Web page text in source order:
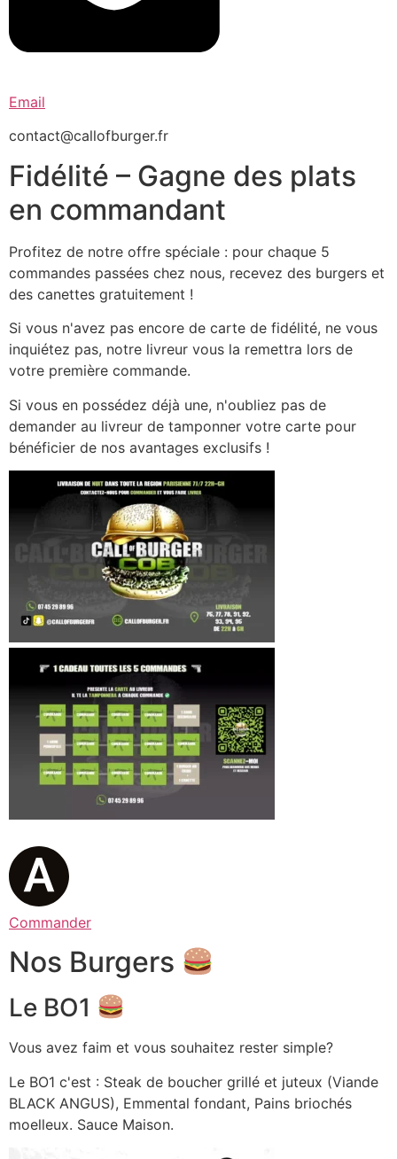
Email
contact@callofburger.fr
Fidélité – Gagne des plats
en commandant
Profitez de notre offre spéciale : pour chaque 5
commandes passées chez nous, recevez des burgers et
des canettes gratuitement !
Si vous n'avez pas encore de carte de fidélité, ne vous
inquiétez pas, notre livreur vous la remettra lors de
votre première commande.
Si vous en possédez déjà une, n'oubliez pas de
demander au livreur de tamponner votre carte pour
bénéficier de nos avantages exclusifs !
Commander
Nos Burgers
Le BO1
Vous avez faim et vous souhaitez rester simple?
Le BO1 c'est : Steak de boucher grillé et juteux (Viande
BLACK ANGUS), Emmental fondant, Pains briochés
moelleux. Sauce Maison.